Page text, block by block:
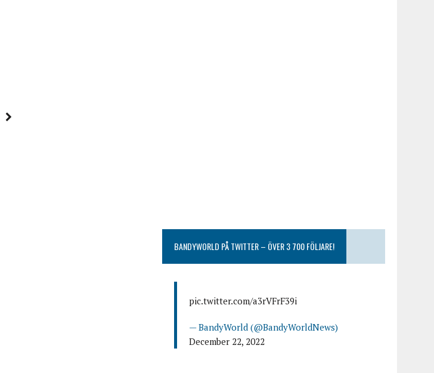
BANDYWORLD PÅ TWITTER – ÖVER 3 700 FÖLJARE!
pic.twitter.com/a3rVFrF39i
— BandyWorld (@BandyWorldNews)
December 22, 2022